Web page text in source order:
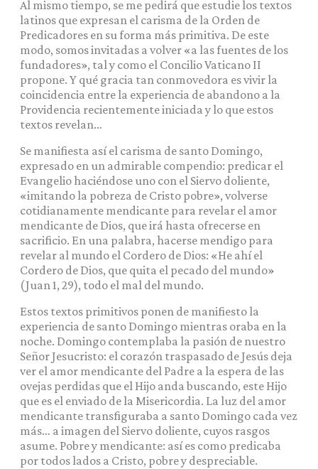
Al mismo tiempo, se me pedirá que estudie los textos
latinos que expresan el carisma de la Orden de
Predicadores en su forma más primitiva. De este
modo, somos invitadas a volver «a las fuentes de los
fundadores», tal y como el Concilio Vaticano II
propone. Y qué gracia tan conmovedora es vivir la
coincidencia entre la experiencia de abandono a la
Providencia recientemente iniciada y lo que estos
textos revelan…
Se manifiesta así el carisma de santo Domingo,
expresado en un admirable compendio: predicar el
Evangelio haciéndose uno con el Siervo doliente,
«imitando la pobreza de Cristo pobre», volverse
cotidianamente mendicante para revelar el amor
mendicante de Dios, que irá hasta ofrecerse en
sacrificio. En una palabra, hacerse mendigo para
revelar al mundo el Cordero de Dios: «He ahí el
Cordero de Dios, que quita el pecado del mundo»
(Juan 1, 29), todo el mal del mundo.
Estos textos primitivos ponen de manifiesto la
experiencia de santo Domingo mientras oraba en la
noche. Domingo contemplaba la pasión de nuestro
Señor Jesucristo: el corazón traspasado de Jesús deja
ver el amor mendicante del Padre a la espera de las
ovejas perdidas que el Hijo anda buscando, este Hijo
que es el enviado de la Misericordia. La luz del amor
mendicante transfiguraba a santo Domingo cada vez
más… a imagen del Siervo doliente, cuyos rasgos
asume. Pobre y mendicante: así es como predicaba
por todos lados a Cristo, pobre y despreciable.